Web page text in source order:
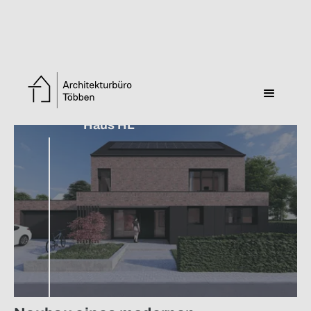
Zurück zur Übersicht
Haus HL